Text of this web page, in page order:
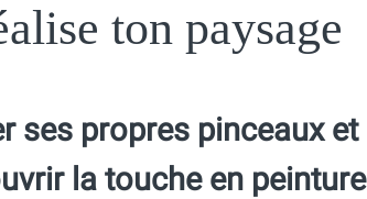
ton paysage
ses propres pinceaux et
la touche en peinture